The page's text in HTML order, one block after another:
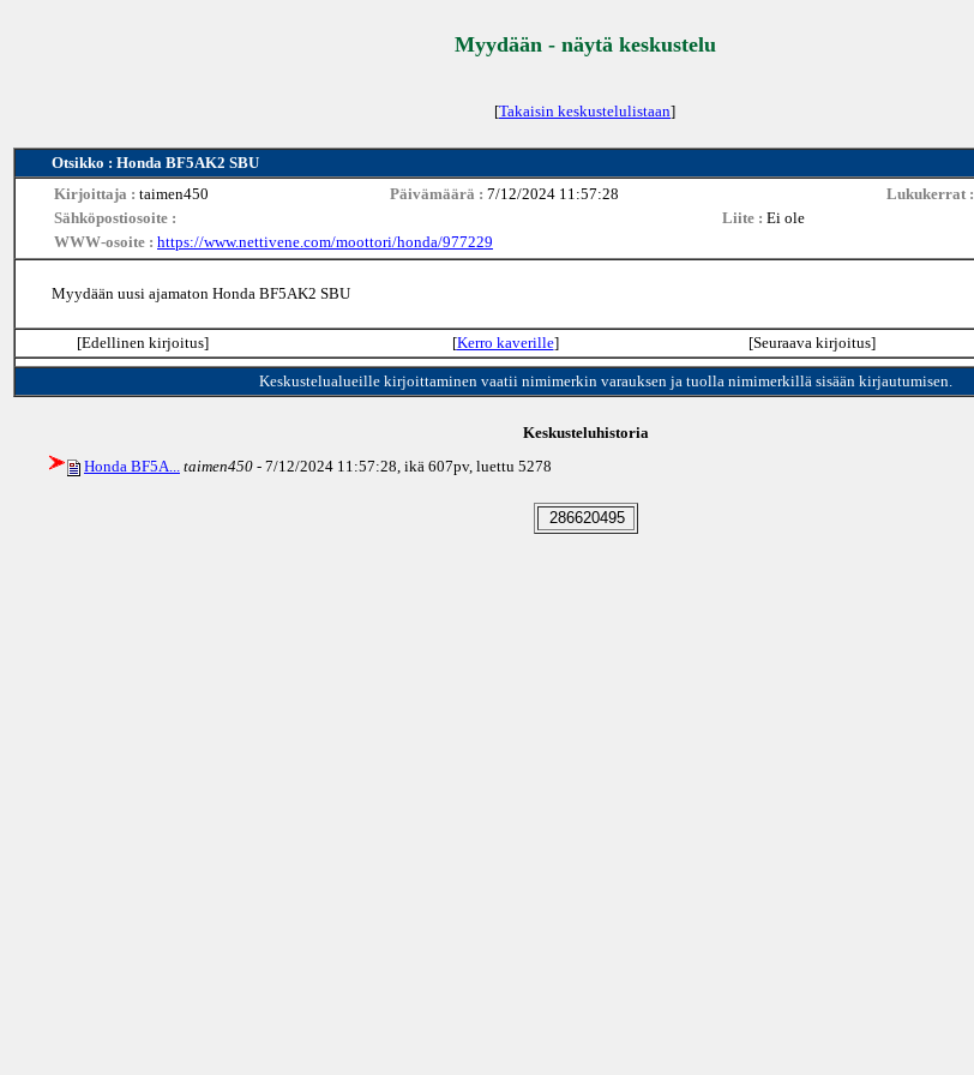
Myydään - näytä keskustelu
[Takaisin keskustelulistaan]
Otsikko : Honda BF5AK2 SBU
Kirjoittaja : taimen450 Päivämäärä : 7/12/2024 11:57:28 Lukukerrat :
Sähköpostiosoite :
Liite : Ei ole
WWW-osoite : https://www.nettivene.com/moottori/honda/977229
Myydään uusi ajamaton Honda BF5AK2 SBU
[Edellinen kirjoitus] [Kerro kaverille] [Seuraava kirjoitus]
Keskustelualueille kirjoittaminen vaatii nimimerkin varauksen ja tuolla nimimerkillä sisään kirjautumisen.
Keskusteluhistoria
Honda BF5A... taimen450 - 7/12/2024 11:57:28, ikä 607pv, luettu 5278
286620495